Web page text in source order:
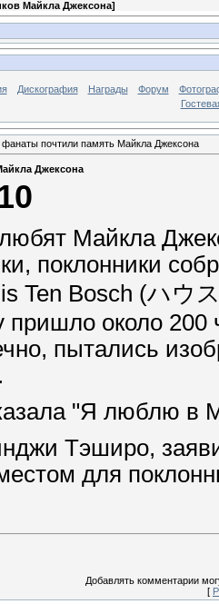
Майкла Джексона]
Дискография Награды Форум
почтили память Майкла Джексона
Джексона
Майкла
поклонники
Ten Bosch (ハ
пришло около
пытались
"Я люблю в
Тэширо,
для
Добавлять комментарии
[